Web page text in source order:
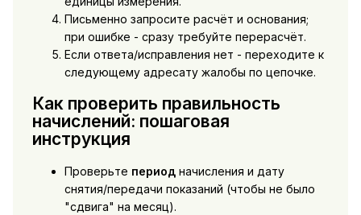
Письменно запросите расчёт и основания;
при ошибке - сразу требуйте перерасчёт.
Если ответа/исправления нет - переходите к
следующему адресату жалобы по цепочке.
Как проверить правильность
начислений: пошаговая
инструкция
Проверьте периодначисления и дату
снятия/передачи показаний (чтобы не было
"сдвига" на месяц).